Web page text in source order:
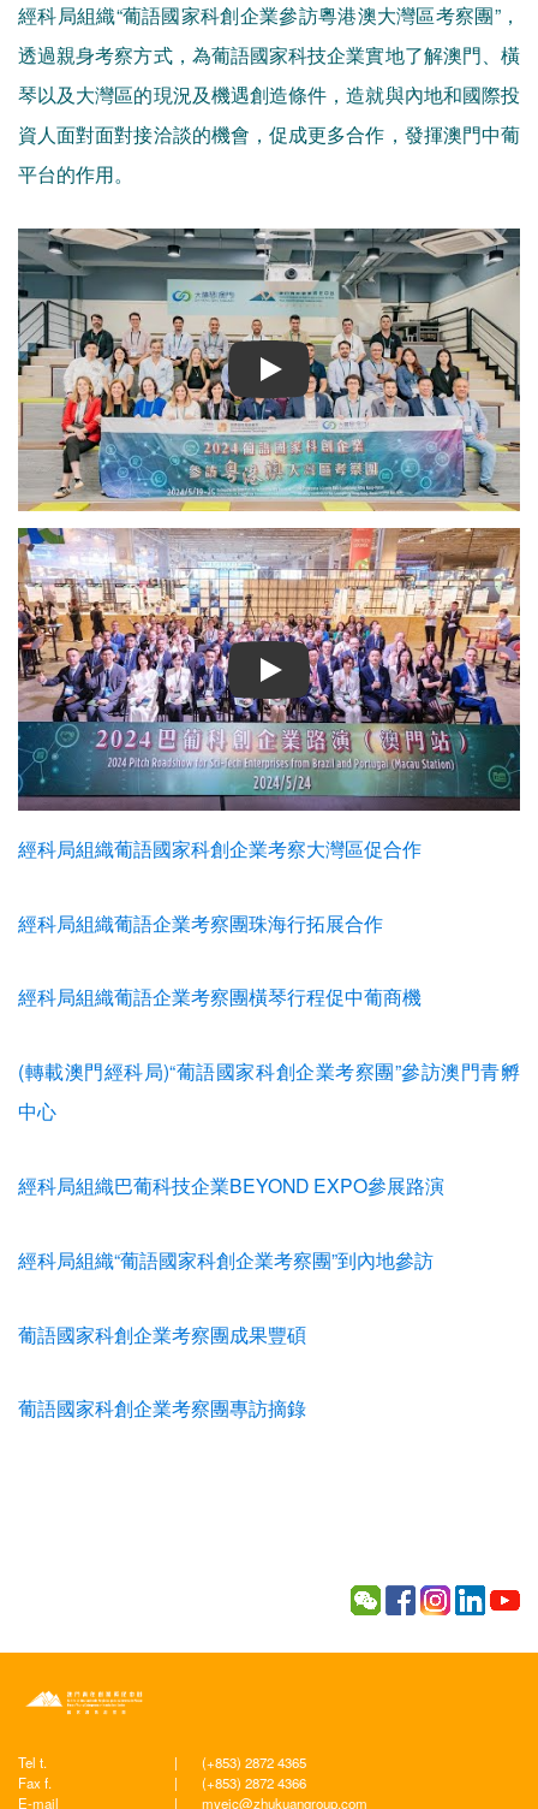
經科局組織“葡語國家科創企業參訪粵港澳大灣區考察團”，
透過親身考察方式，為葡語國家科技企業實地了解澳門、橫
琴以及大灣區的現況及機遇創造條件，造就與內地和國際投
資人面對面對接洽談的機會，促成更多合作，發揮澳門中葡
平台的作用。
Play
Play
經科局組織葡語國家科創企業考察大灣區促合作
經科局組織葡語企業考察團珠海行拓展合作
經科局組織葡語企業考察團橫琴行程促中葡商機
(轉載澳門經科局)“葡語國家科創企業考察團”參訪澳門青孵
中心
經科局組織巴葡科技企業BEYOND EXPO參展路演
經科局組織“葡語國家科創企業考察團”到內地參訪
葡語國家科創企業考察團成果豐碩
葡語國家科創企業考察團專訪摘錄
Tel t. |
(+853) 2872 4365
Fax f.
|
(+853) 2872 4366
E-mail
| myeic@zhukuangroup.com